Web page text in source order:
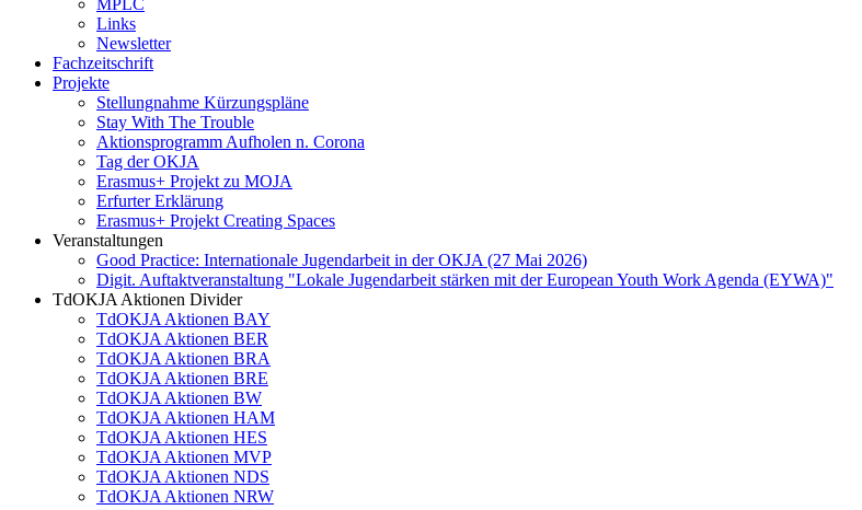
MPLC
Links
Newsletter
Fachzeitschrift
Projekte
Stellungnahme Kürzungspläne
Stay With The Trouble
Aktionsprogramm Aufholen n. Corona
Tag der OKJA
Erasmus+ Projekt zu MOJA
Erfurter Erklärung
Erasmus+ Projekt Creating Spaces
Veranstaltungen
Good Practice: Internationale Jugendarbeit in der OKJA (27 Mai 2026)
Digit. Auftaktveranstaltung "Lokale Jugendarbeit stärken mit der European Youth Work Agenda (EYWA)"
TdOKJA Aktionen Divider
TdOKJA Aktionen BAY
TdOKJA Aktionen BER
TdOKJA Aktionen BRA
TdOKJA Aktionen BRE
TdOKJA Aktionen BW
TdOKJA Aktionen HAM
TdOKJA Aktionen HES
TdOKJA Aktionen MVP
TdOKJA Aktionen NDS
TdOKJA Aktionen NRW